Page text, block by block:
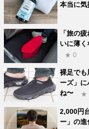
本当に気
「旅の
いに薄く
★ 0
裸足でも
ーズ」
ね〜
★
2,000円
ー」の進